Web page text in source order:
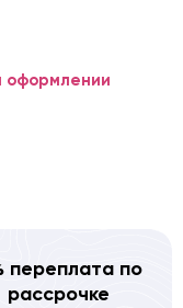
оформлении
переплата по
рассрочке